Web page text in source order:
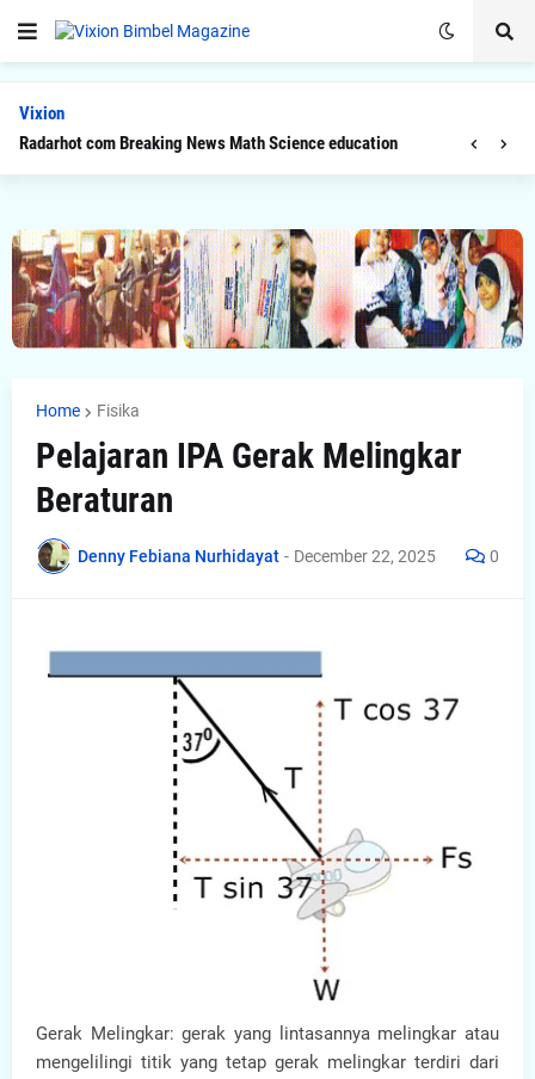
Vixion
Radarhot com Breaking News Math Science education
Home Fisika
Pelajaran IPA Gerak Melingkar
Beraturan
Denny Febiana Nurhidayat - December 22, 2025 0
Gerak Melingkar: gerak yang lintasannya melingkar atau
mengelilingi titik yang tetap gerak melingkar terdiri dari